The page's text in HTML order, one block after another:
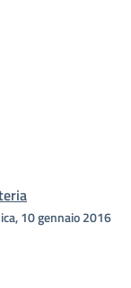
10 gennaio 2016